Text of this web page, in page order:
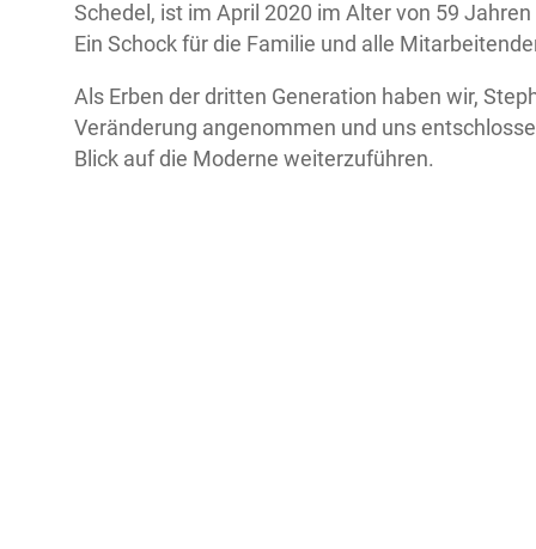
Schedel, ist im April 2020 im Alter von 59
Ein Schock für die Familie und alle
Als Erben der dritten Generation haben wir,
Veränderung angenommen und uns
Blick auf die Moderne weiterzuführen.